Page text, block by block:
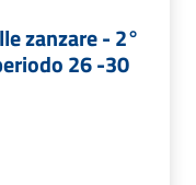
zanzare - 2°
26 -30